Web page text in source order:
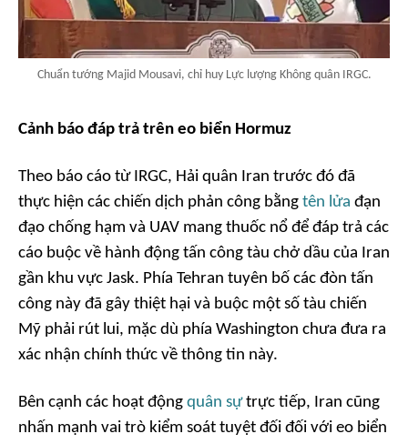
Chuẩn tướng Majid Mousavi, chỉ huy Lực lượng Không quân IRGC.
Cảnh báo đáp trả trên eo biển Hormuz
Theo báo cáo từ IRGC, Hải quân Iran trước đó đã
thực hiện các chiến dịch phản công bằng tên lửa đạn
đạo chống hạm và UAV mang thuốc nổ để đáp trả các
cáo buộc về hành động tấn công tàu chở dầu của Iran
gần khu vực Jask. Phía Tehran tuyên bố các đòn tấn
công này đã gây thiệt hại và buộc một số tàu chiến
Mỹ phải rút lui, mặc dù phía Washington chưa đưa ra
xác nhận chính thức về thông tin này.
Bên cạnh các hoạt động quân sựtrực tiếp, Iran cũng
nhấn mạnh vai trò kiểm soát tuyệt đối đối với eo biển